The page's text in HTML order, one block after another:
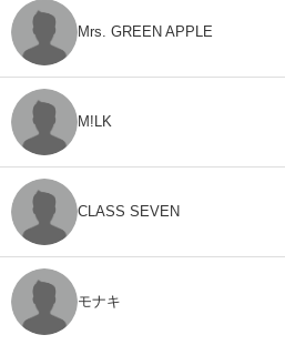
Mrs. GREEN APPLE
M!LK
CLASS SEVEN
モナキ